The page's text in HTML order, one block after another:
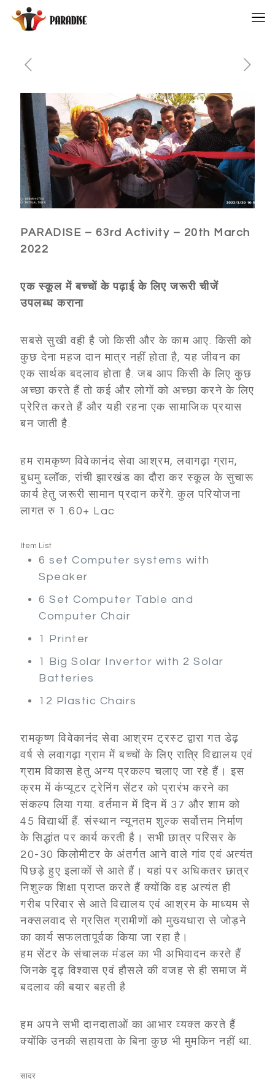
PARADISE – 63rd Activity – 20th March
2022
एक स्कूल में बच्चों के पढ़ाई के लिए जरूरी चीजें
उपलब्ध कराना
सबसे सुखी वही है जो किसी और के काम आए. किसी को
कुछ देना महज दान मात्र नहीं होता है, यह जीवन का
एक सार्थक बदलाव होता है. जब आप किसी के लिए कुछ
अच्छा करते हैं तो कई और लोगों को अच्छा करने के लिए
प्रेरित करते हैं और यही रहना एक सामाजिक प्रयास
बन जाती है.
हम रामकृष्ण विवेकानंद सेवा आश्रम, लवागढ़ा ग्राम,
बुधमु ब्लॉक, रांची झारखंड का दौरा कर स्कूल के सुचारू
कार्य हेतु जरूरी सामान प्रदान करेंगे. कुल परियोजना
लागत रु 1.60+ Lac
Item List
6 set Computer systems with
Speaker
6 Set Computer Table and
Computer Chair
1 Printer
1 Big Solar Invertor with 2 Solar
Batteries
12 Plastic Chairs
रामकृष्ण विवेकानंद सेवा आश्रम ट्रस्ट द्वारा गत डेढ़
वर्ष से लवागढ़ा ग्राम में बच्चों के लिए रात्रि विद्यालय एवं
ग्राम विकास हेतु अन्य प्रकल्प चलाए जा रहे हैं। इस
क्रम में कंप्यूटर ट्रेनिंग सेंटर को प्रारंभ करने का
संकल्प लिया गया. वर्तमान में दिन में 37 और शाम को
45 विद्यार्थी हैं. संस्थान न्यूनतम शुल्क सर्वोत्तम निर्माण
के सिद्धांत पर कार्य करती है। सभी छात्र परिसर के
20-30 किलोमीटर के अंतर्गत आने वाले गांव एवं अत्यंत
पिछड़े हुए इलाकों से आते हैं। यहां पर अधिकतर छात्र
निशुल्क शिक्षा प्राप्त करते हैं क्योंकि वह अत्यंत ही
गरीब परिवार से आते विद्यालय एवं आश्रम के माध्यम से
नक्सलवाद से ग्रसित ग्रामीणों को मुख्यधारा से जोड़ने
का कार्य सफलतापूर्वक किया जा रहा है।
हम सेंटर के संचालक मंडल का भी अभिवादन करते हैं
जिनके दृढ़ विश्वास एवं हौसले की वजह से ही समाज में
बदलाव की बयार बहती है
हम अपने सभी दानदाताओं का आभार व्यक्त करते हैं
क्योंकि उनकी सहायता के बिना कुछ भी मुमकिन नहीं था.
सादर